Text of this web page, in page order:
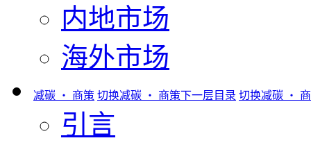
内地市场
海外市场
减碳 ‧ 商策 切换减碳 ‧ 商策下一层目录 切换减碳 ‧
引言